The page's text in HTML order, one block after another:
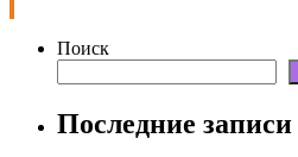
Поиск
Последние записи